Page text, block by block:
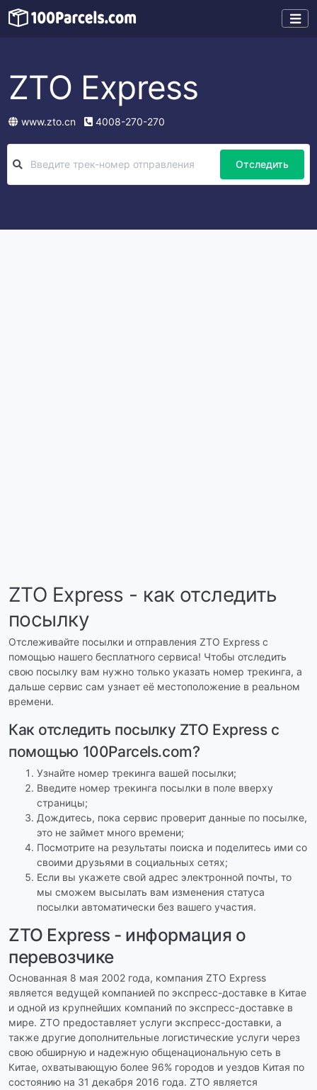
ZTO Express
www.zto.cn 4008-270-270
Отследить
ZTO Express - как отследить
посылку
Отслеживайте посылки и отправления ZTO Express с
помощью нашего бесплатного сервиса! Чтобы отследить
свою посылку вам нужно только указать номер трекинга, а
дальше сервис сам узнает её местоположение в реальном
времени.
Как отследить посылку ZTO Express с
помощью 100Parcels.com?
Узнайте номер трекинга вашей посылки;
Введите номер трекинга посылки в поле вверху
страницы;
Дождитесь, пока сервис проверит данные по посылке,
это не займет много времени;
Посмотрите на результаты поиска и поделитесь ими со
своими друзьями в социальных сетях;
Если вы укажете свой адрес электронной почты, то
мы сможем высылать вам изменения статуса
посылки автоматически без вашего участия.
ZTO Express - информация о
перевозчике
Основанная 8 мая 2002 года, компания ZTO Express
является ведущей компанией по экспресс-доставке в Китае
и одной из крупнейших компаний по экспресс-доставке в
мире. ZTO предоставляет услуги экспресс-доставки, а
также другие дополнительные логистические услуги через
свою обширную и надежную общенациональную сеть в
Китае, охватывающую более 96% городов и уездов Китая по
состоянию на 31 декабря 2016 года. ZTO является